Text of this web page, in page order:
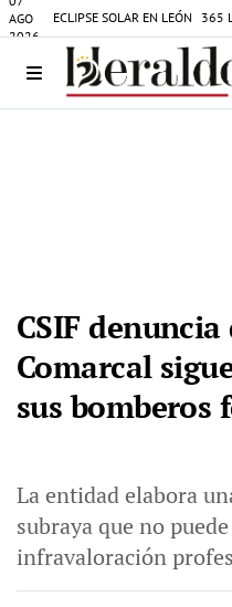
AGO
2026
ECLIPSE SOLAR EN LEÓN 365
CSIF
Comarcal
sus bomberos
La entidad elabora
subraya que no
infravaloración